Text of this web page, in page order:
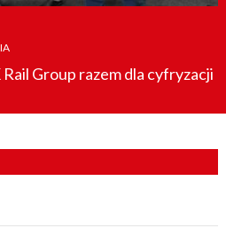
Group razem dla cyfryzacji